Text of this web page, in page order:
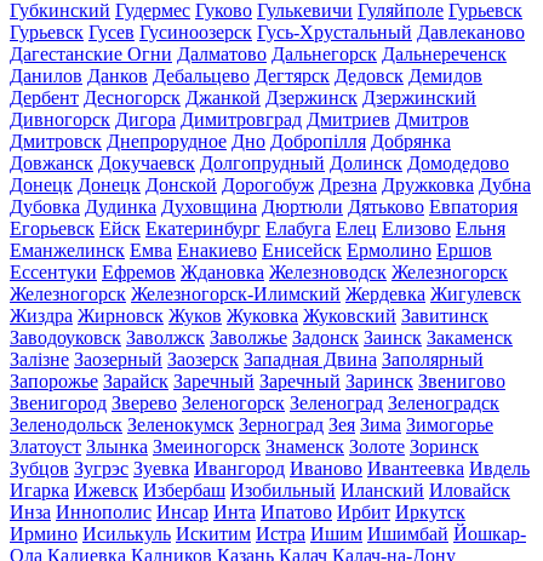
Губкинский Гудермес Гуково Гулькевичи Гуляйполе Гурьевск
Гурьевск Гусев Гусиноозерск Гусь-Хрустальный Давлеканово
Дагестанские Огни Далматово Дальнегорск Дальнереченск
Данилов Данков Дебальцево Дегтярск Дедовск Демидов
Дербент Десногорск Джанкой Дзержинск Дзержинский
Дивногорск Дигора Димитровград Дмитриев Дмитров
Дмитровск Днепрорудное Дно Добропілля Добрянка
Довжанск Докучаевск Долгопрудный Долинск Домодедово
Донецк Донецк Донской Дорогобуж Дрезна Дружковка Дубна
Дубовка Дудинка Духовщина Дюртюли Дятьково Евпатория
Егорьевск Ейск Екатеринбург Елабуга Елец Елизово Ельня
Еманжелинск Емва Енакиево Енисейск Ермолино Ершов
Ессентуки Ефремов Ждановка Железноводск Железногорск
Железногорск Железногорск-Илимский Жердевка Жигулевск
Жиздра Жирновск Жуков Жуковка Жуковский Завитинск
Заводоуковск Заволжск Заволжье Задонск Заинск Закаменск
Залізне Заозерный Заозерск Западная Двина Заполярный
Запорожье Зарайск Заречный Заречный Заринск Звенигово
Звенигород Зверево Зеленогорск Зеленоград Зеленоградск
Зеленодольск Зеленокумск Зерноград Зея Зима Зимогорье
Златоуст Злынка Змеиногорск Знаменск Золоте Зоринск
Зубцов Зугрэс Зуевка Ивангород Иваново Ивантеевка Ивдель
Игарка Ижевск Избербаш Изобильный Иланский Иловайск
Инза Иннополис Инсар Инта Ипатово Ирбит Иркутск
Ирмино Исилькуль Искитим Истра Ишим Ишимбай Йошкар-
Ола Кадиевка Кадников Казань Калач Калач-на-Дону